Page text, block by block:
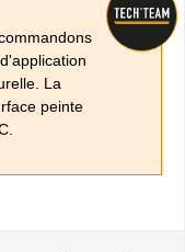
La
peinte